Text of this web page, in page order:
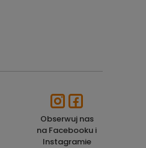
Obserwuj nas
na Facebooku i
Instagramie